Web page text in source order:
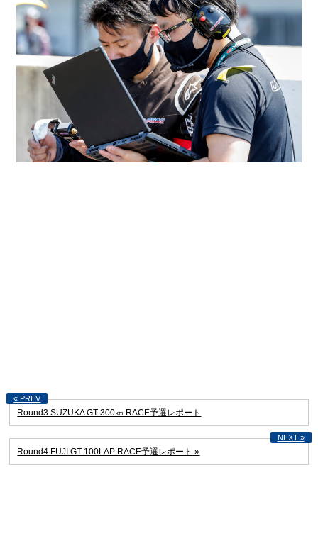
Round3 SUZUKA GT 300㎞ RACE予選レポート
Round4 FUJI GT 100LAP RACE予選レポート